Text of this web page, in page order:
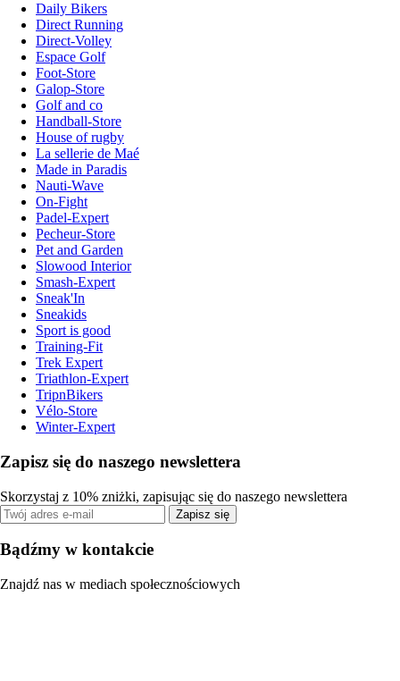
Daily Bikers
Direct Running
Direct-Volley
Espace Golf
Foot-Store
Galop-Store
Golf and co
Handball-Store
House of rugby
La sellerie de Maé
Made in Paradis
Nauti-Wave
On-Fight
Padel-Expert
Pecheur-Store
Pet and Garden
Slowood Interior
Smash-Expert
Sneak'In
Sneakids
Sport is good
Training-Fit
Trek Expert
Triathlon-Expert
TripnBikers
Vélo-Store
Winter-Expert
Zapisz się do naszego newslettera
Skorzystaj z 10% zniżki, zapisując się do naszego newslettera
Zapisz się
Bądźmy w kontakcie
Znajdź nas w mediach społecznościowych